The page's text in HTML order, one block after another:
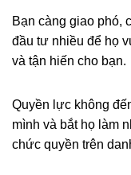
Bạn càng giao phó,
đầu tư nhiều để họ
và tận hiến cho bạn.
Quyền lực không
mình và bắt họ làm
chức quyền trên